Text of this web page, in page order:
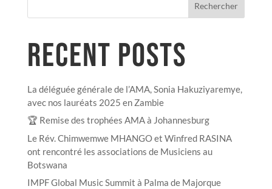
Rechercher
RECENT POSTS
La déléguée générale de l’AMA, Sonia Hakuziyaremye,
avec nos lauréats 2025 en Zambie
🏆 Remise des trophées AMA à Johannesburg
Le Rév. Chimwemwe MHANGO et Winfred RASINA
ont rencontré les associations de Musiciens au
Botswana
IMPF Global Music Summit à Palma de Majorque